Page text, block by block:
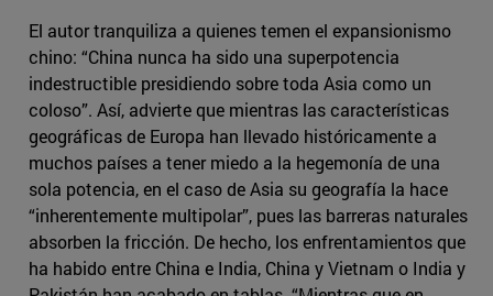
El autor tranquiliza a quienes temen el expansionismo
chino: “China nunca ha sido una superpotencia
indestructible presidiendo sobre toda Asia como un
coloso”. Así, advierte que mientras las características
geográficas de Europa han llevado históricamente a
muchos países a tener miedo a la hegemonía de una
sola potencia, en el caso de Asia su geografía la hace
“inherentemente multipolar”, pues las barreras naturales
absorben la fricción. De hecho, los enfrentamientos que
ha habido entre China e India, China y Vietnam o India y